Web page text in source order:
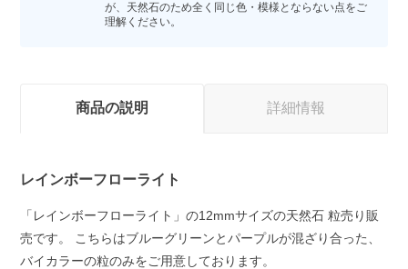
が、天然石のため全く同じ色・模様とならない点をご
理解ください。
商品の説明 詳細情報
レインボーフローライト
「レインボーフローライト」の12mmサイズの天然石 粒売り販
売です。 こちらはブルーグリーンとパープルが混ざり合った、
バイカラーの粒のみをご用意しております。